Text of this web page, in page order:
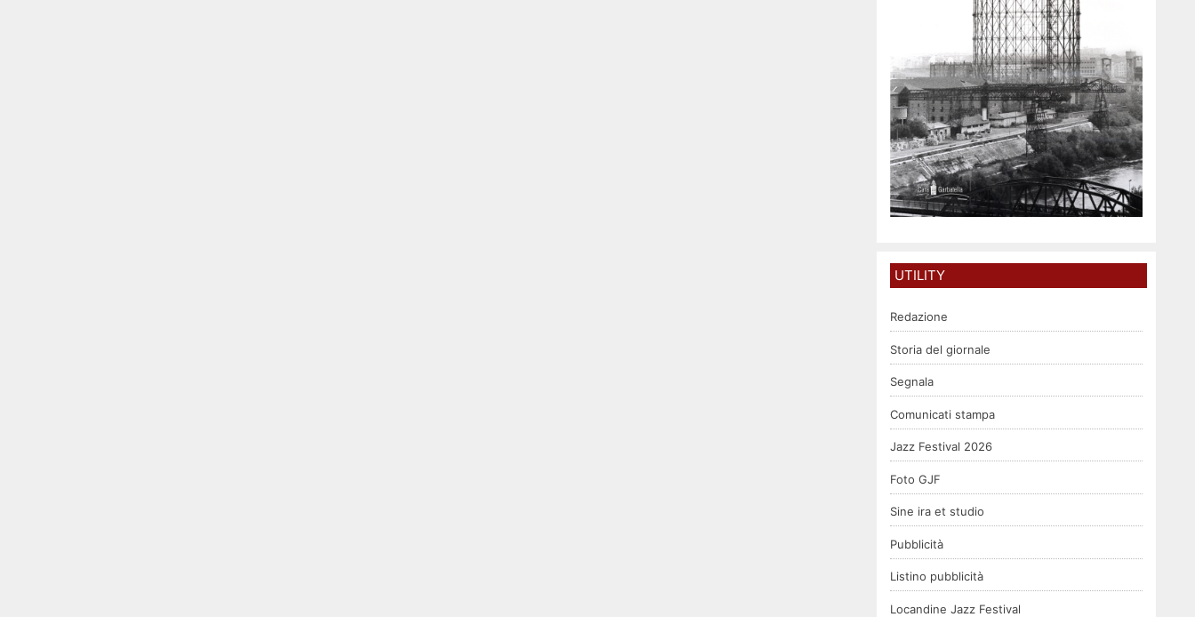
UTILITY
Redazione
Storia del giornale
Segnala
Comunicati stampa
Jazz Festival 2026
Foto GJF
Sine ira et studio
Pubblicità
Listino pubblicità
Locandine Jazz Festival